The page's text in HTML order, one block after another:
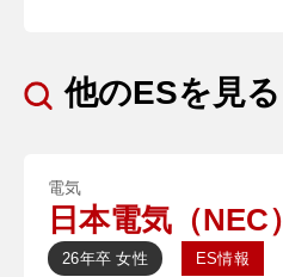
他のESを見る
電気
日本電気（NEC）
26年卒 女性 ES情報